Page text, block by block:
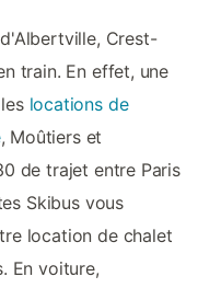
Crest-
train. En effet, une
locations de
, Moûtiers et
de trajet entre Paris
Skibus vous
location de chalet
En voiture,